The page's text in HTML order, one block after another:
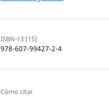
ISBN-13 (15)
978-607-99427-2-4
Cómo citar